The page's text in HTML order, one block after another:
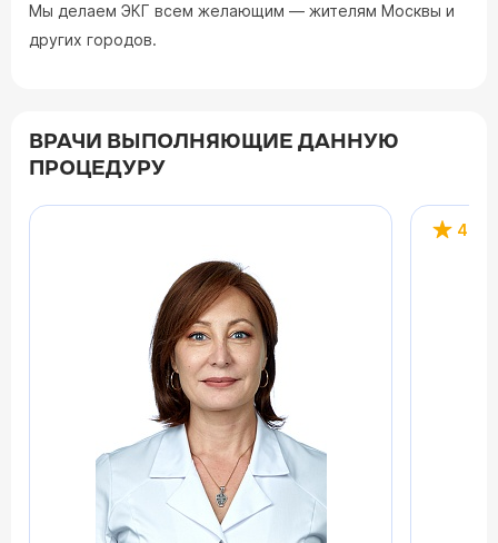
Мы делаем ЭКГ всем желающим — жителям Москвы и
других городов.
ВРАЧИ ВЫПОЛНЯЮЩИЕ ДАННУЮ
ПРОЦЕДУРУ
4.7